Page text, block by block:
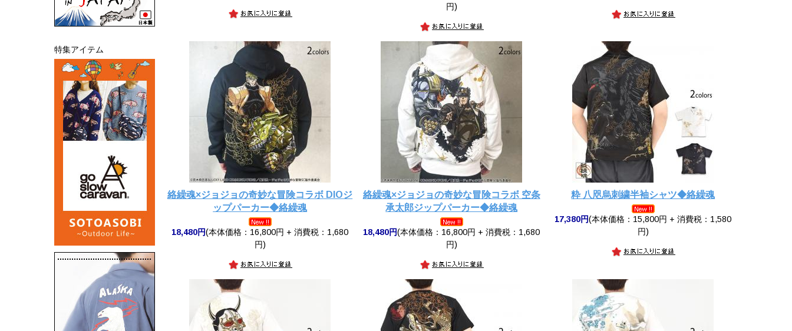
特集アイテム
円)
絡繰魂×ジョジョの奇妙な冒険コラボ DIOジ
ップパーカー◆絡繰魂
18,480円(本体価格：16,800円 + 消費税：1,680
円)
絡繰魂×ジョジョの奇妙な冒険コラボ 空条
承太郎ジップパーカー◆絡繰魂
18,480円(本体価格：16,800円 + 消費税：1,680
円)
粋 八咫烏刺繍半袖シャツ◆絡繰魂
17,380円(本体価格：15,800円 + 消費税：1,580
円)